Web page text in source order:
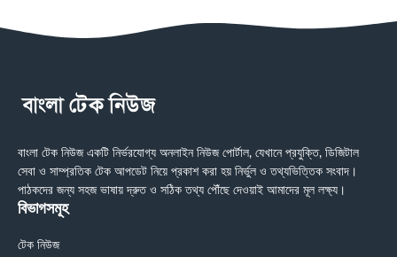
বাংলা টেক নিউজ একটি নির্ভরযোগ্য অনলাইন নিউজ পোর্টাল, যেখানে প্রযুক্তি, ডিজিটাল
সেবা ও সাম্প্রতিক টেক আপডেট নিয়ে প্রকাশ করা হয় নির্ভুল ও তথ্যভিত্তিক সংবাদ।
পাঠকদের জন্য সহজ ভাষায় দ্রুত ও সঠিক তথ্য পৌঁছে দেওয়াই আমাদের মূল লক্ষ্য।
বিভাগসমূহ
টেক নিউজ